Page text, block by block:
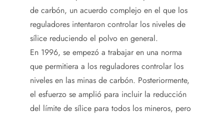
de carbón, un acuerdo complejo en el que los
reguladores intentaron controlar los niveles de
sílice reduciendo el polvo en general.
En 1996, se empezó a trabajar en una norma
que permitiera a los reguladores controlar los
niveles en las minas de carbón. Posteriormente,
el esfuerzo se amplió para incluir la reducción
del límite de sílice para todos los mineros, pero